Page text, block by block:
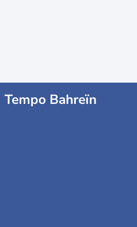
Tempo Bahreïn